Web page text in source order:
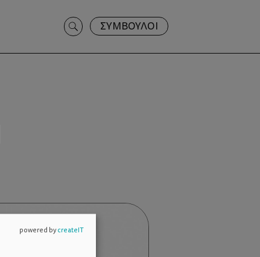
Search
for:
ΣΥΜΒΟΥΛΟΙ
powered bycreateIT